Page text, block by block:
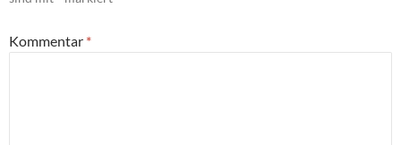
Kommentar *